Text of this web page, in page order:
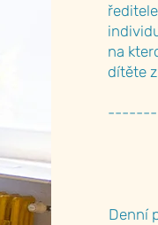
na
dítěte z
Denní